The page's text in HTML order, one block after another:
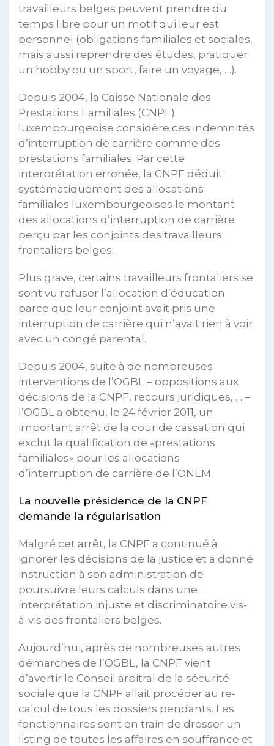
travailleurs belges peuvent prendre du
temps libre pour un motif qui leur est
personnel (obligations familiales et sociales,
mais aussi reprendre des études, pratiquer
un hobby ou un sport, faire un voyage, …).
Depuis 2004, la Caisse Nationale des
Prestations Familiales (CNPF)
luxembourgeoise considère ces indemnités
d’interruption de carrière comme des
prestations familiales. Par cette
interprétation erronée, la CNPF déduit
systématiquement des allocations
familiales luxembourgeoises le montant
des allocations d’interruption de carrière
perçu par les conjoints des travailleurs
frontaliers belges.
Plus grave, certains travailleurs frontaliers se
sont vu refuser l’allocation d’éducation
parce que leur conjoint avait pris une
interruption de carrière qui n’avait rien à voir
avec un congé parental.
Depuis 2004, suite à de nombreuses
interventions de l’OGBL – oppositions aux
décisions de la CNPF, recours juridiques, … –
l’OGBL a obtenu, le 24 février 2011, un
important arrêt de la cour de cassation qui
exclut la qualification de «prestations
familiales» pour les allocations
d’interruption de carrière de l’ONEM.
La nouvelle présidence de la CNPF
demande la régularisation
Malgré cet arrêt, la CNPF a continué à
ignorer les décisions de la justice et a donné
instruction à son administration de
poursuivre leurs calculs dans une
interprétation injuste et discriminatoire vis-
à-vis des frontaliers belges.
Aujourd’hui, après de nombreuses autres
démarches de l’OGBL, la CNPF vient
d’avertir le Conseil arbitral de la sécurité
sociale que la CNPF allait procéder au re-
calcul de tous les dossiers pendants. Les
fonctionnaires sont en train de dresser un
listing de toutes les affaires en souffrance et